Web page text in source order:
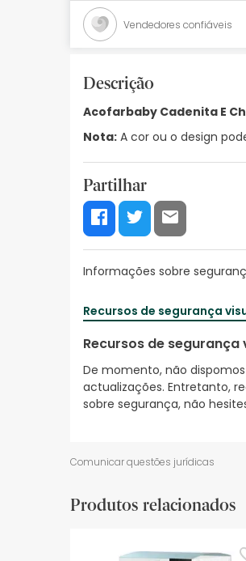
Promoções
Mais vendidos
Health points
Vendedores confiáveis
Descrição
Acofarbaby Cadenita E
Nota: A cor ou o design
Partilhar
Informações sobre
Recursos de segurança
Recursos de segurança
De momento, não
actualizações. Entretanto,
sobre segurança, não
Comunicar questões jurídicas
Produtos relacionados